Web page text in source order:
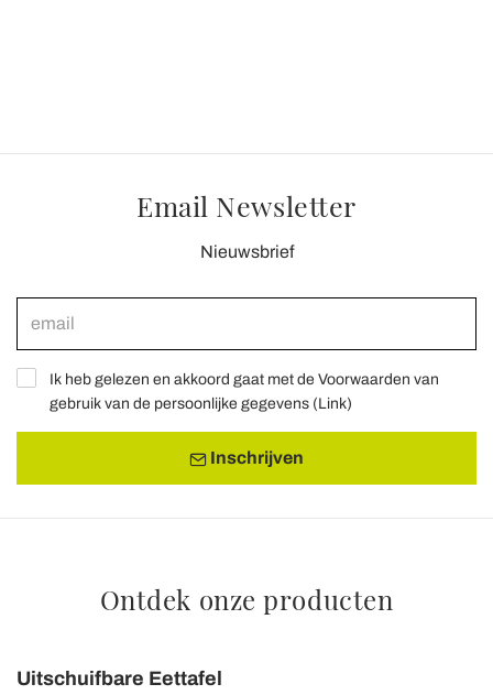
Email Newsletter
Nieuwsbrief
Ik heb gelezen en akkoord gaat met de Voorwaarden van
gebruik van de persoonlijke gegevens (Link)
Inschrijven
Ontdek onze producten
Uitschuifbare Eettafel